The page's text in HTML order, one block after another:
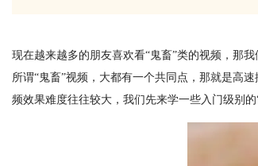
现在越来越多的朋友喜欢看“鬼畜”类的视频，那
所谓“鬼畜”视频，大都有一个共同点，那就是高
频效果难度往往较大，我们先来学一些入门级别的